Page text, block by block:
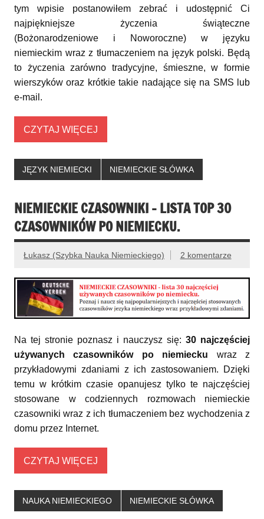
tym wpisie postanowiłem zebrać i udostępnić Ci
najpiękniejsze życzenia świąteczne
(Bożonarodzeniowe i Noworoczne) w języku
niemieckim wraz z tłumaczeniem na język polski. Będą
to życzenia zarówno tradycyjne, śmieszne, w formie
wierszyków oraz krótkie takie nadające się na SMS lub
e-mail.
CZYTAJ WIĘCEJ
JĘZYK NIEMIECKI NIEMIECKIE SŁÓWKA
NIEMIECKIE CZASOWNIKI – LISTA TOP 30
CZASOWNIKÓW PO NIEMIECKU.
Łukasz (Szybka Nauka Niemieckiego) 2 komentarze
Na tej stronie poznasz i nauczysz się: 30 najczęściej
używanych czasowników po niemiecku wraz z
przykładowymi zdaniami z ich zastosowaniem. Dzięki
temu w krótkim czasie opanujesz tylko te najczęściej
stosowane w codziennych rozmowach niemieckie
czasowniki wraz z ich tłumaczeniem bez wychodzenia z
domu przez Internet.
CZYTAJ WIĘCEJ
NAUKA NIEMIECKIEGO NIEMIECKIE SŁÓWKA